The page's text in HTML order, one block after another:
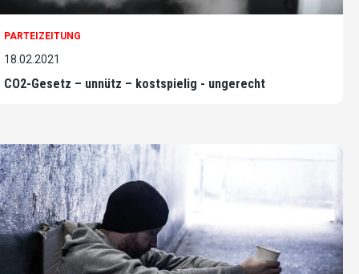
PARTEIZEITUNG
18.02.2021
CO2-Gesetz – unnütz – kostspielig - ungerecht